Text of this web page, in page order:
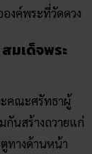
งค์พระที่วัดดวง
มเด็จพระ
คณะศรัทธาผู้
นสร้างถวายแก่
ทางด้านหน้า